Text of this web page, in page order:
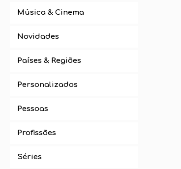
Música & Cinema
Novidades
Países & Regiões
Personalizados
Pessoas
Profissões
Séries